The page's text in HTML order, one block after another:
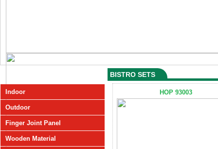
Indoor
Outdoor
Finger Joint Panel
Wooden Material
BISTRO SETS
HOP 93003